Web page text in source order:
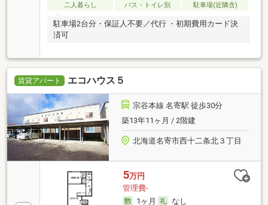
二人暮らし
バス・トイレ別 駐車場(近隣含)
駐車場2台分・保証人不要／代行 ・初期費用カード決
済可
賃貸アパート エコハウス５
宗谷本線 名寄駅 徒歩30分
築13年11ヶ月 / 2階建
北海道名寄市西十二条北３丁目
5万円
管理費-
1ヶ月
なし